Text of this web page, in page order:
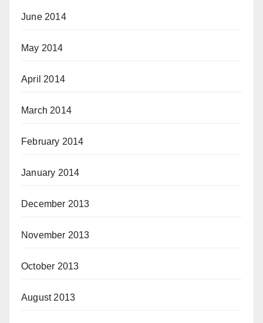
June 2014
May 2014
April 2014
March 2014
February 2014
January 2014
December 2013
November 2013
October 2013
August 2013